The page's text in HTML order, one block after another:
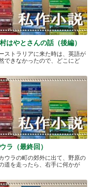
はやとさんの話（後編）
ストラリアに来た時は、英語が
できなかったので、どこにど
ラ（最終回）
ウラの町の郊外に出て、野原の
道を走ったら、右手に何かが